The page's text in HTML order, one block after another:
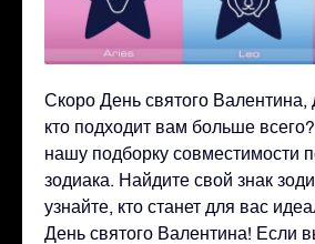
Скоро День святого
кто подходит вам больше
нашу подборку совместимости
зодиака. Найдите свой знак
узнайте, кто станет для вас
День святого Валентина! Если